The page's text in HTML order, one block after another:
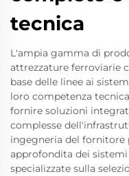
tecnica
L'ampia gamma di
attrezzature ferroviarie
base delle linee ai
loro competenza
fornire soluzioni
complesse
ingegneria del fornitore
approfondita dei
specializzate sulla